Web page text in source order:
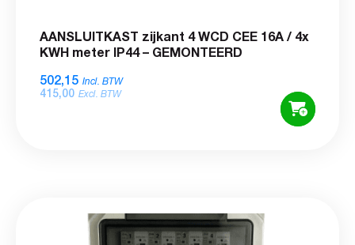
AANSLUITKAST zijkant 4 WCD CEE 16A / 4x
KWH meter IP44 – GEMONTEERD
502,15 Incl. BTW
415,00 Excl. BTW